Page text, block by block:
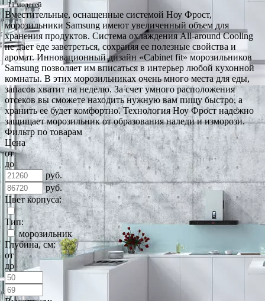
11 моделей
Вместительные, оснащенные системой Ноу Фрост,
морозильники Samsung имеют увеличенный объем для
хранения продуктов. Система охлаждения All-around Cooling
не дает еде заветреться, сохраняя ее полезные свойства и
аромат. Инновационный дизайн «Cabinet fit» морозильников
Samsung позволяет им вписаться в интерьер любой кухонной
комнаты. В этих морозильниках очень много места для еды,
запасов хватит на неделю. За счет умного расположения
отсеков вы сможете находить нужную вам пищу быстро, а
хранить ее будет комфортно. Технология Ноу Фрост надежно
защищает морозильник от образования наледи и изморози.
Фильтр по товарам
Цена
от
до
руб.
руб.
Цвет корпуса:
Тип:
морозильник
Глубина, см:
от
до